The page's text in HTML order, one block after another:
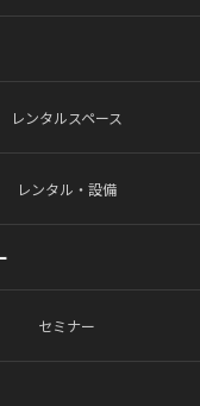
レンタルスペース
レンタル・設備
セミナー